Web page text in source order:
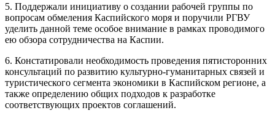
5. Поддержали инициативу о создании рабочей группы по
вопросам обмеления Каспийского моря и поручили РГВУ
уделить данной теме особое внимание в рамках проводимого
ею обзора сотрудничества на Каспии.
6. Констатировали необходимость проведения пятисторонних
консультаций по развитию культурно-гуманитарных связей и
туристического сегмента экономики в Каспийском регионе, а
также определению общих подходов к разработке
соответствующих проектов соглашений.